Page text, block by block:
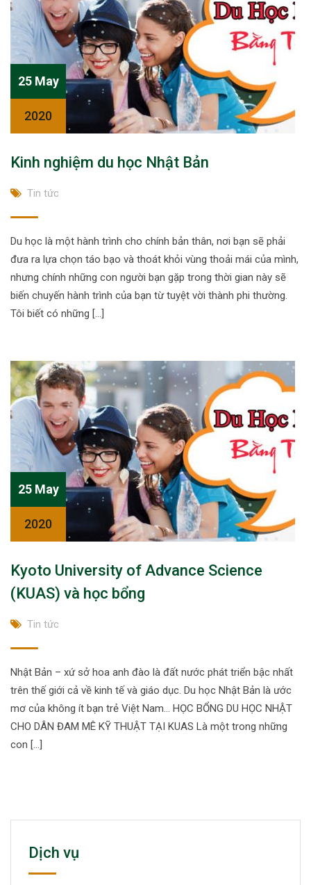
25 May
2020
Kinh nghiệm du học Nhật Bản
Tin tức
Du học là một hành trình cho chính bản thân, nơi bạn sẽ phải
đưa ra lựa chọn táo bạo và thoát khỏi vùng thoải mái của mình,
nhưng chính những con người bạn gặp trong thời gian này sẽ
biến chuyến hành trình của bạn từ tuyệt vời thành phi thường.
Tôi biết có những […]
25 May
2020
Kyoto University of Advance Science
(KUAS) và học bổng
Tin tức
Nhật Bản – xứ sở hoa anh đào là đất nước phát triển bậc nhất
trên thế giới cả về kinh tế và giáo dục. Du học Nhật Bản là ước
mơ của không ít bạn trẻ Việt Nam… HỌC BỔNG DU HỌC NHẬT
CHO DÂN ĐAM MÊ KỸ THUẬT TẠI KUAS Là một trong những
con […]
Dịch vụ